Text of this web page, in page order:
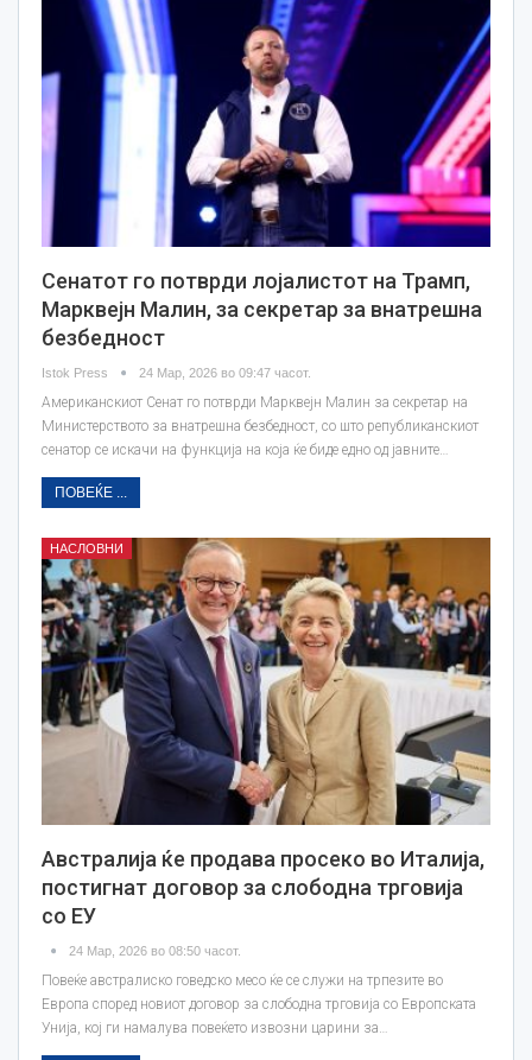
Сенатот го потврди лојалистот на Трамп,
Марквејн Малин, за секретар за внатрешна
безбедност
Istok Press 24 Мар, 2026 во 09:47 часот.
Американскиот Сенат го потврди Марквејн Малин за секретар на
Министерството за внатрешна безбедност, со што републиканскиот
сенатор се искачи на функција на која ќе биде едно од јавните…
ПОВЕЌЕ ...
НАСЛОВНИ
Австралија ќе продава просеко во Италија,
постигнат договор за слободна трговија
со ЕУ
24 Мар, 2026 во 08:50 часот.
Повеќе австралиско говедско месо ќе се служи на трпезите во
Европа според новиот договор за слободна трговија со Европската
Унија, кој ги намалува повеќето извозни царини за…